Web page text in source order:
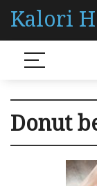
Kalori
Donut